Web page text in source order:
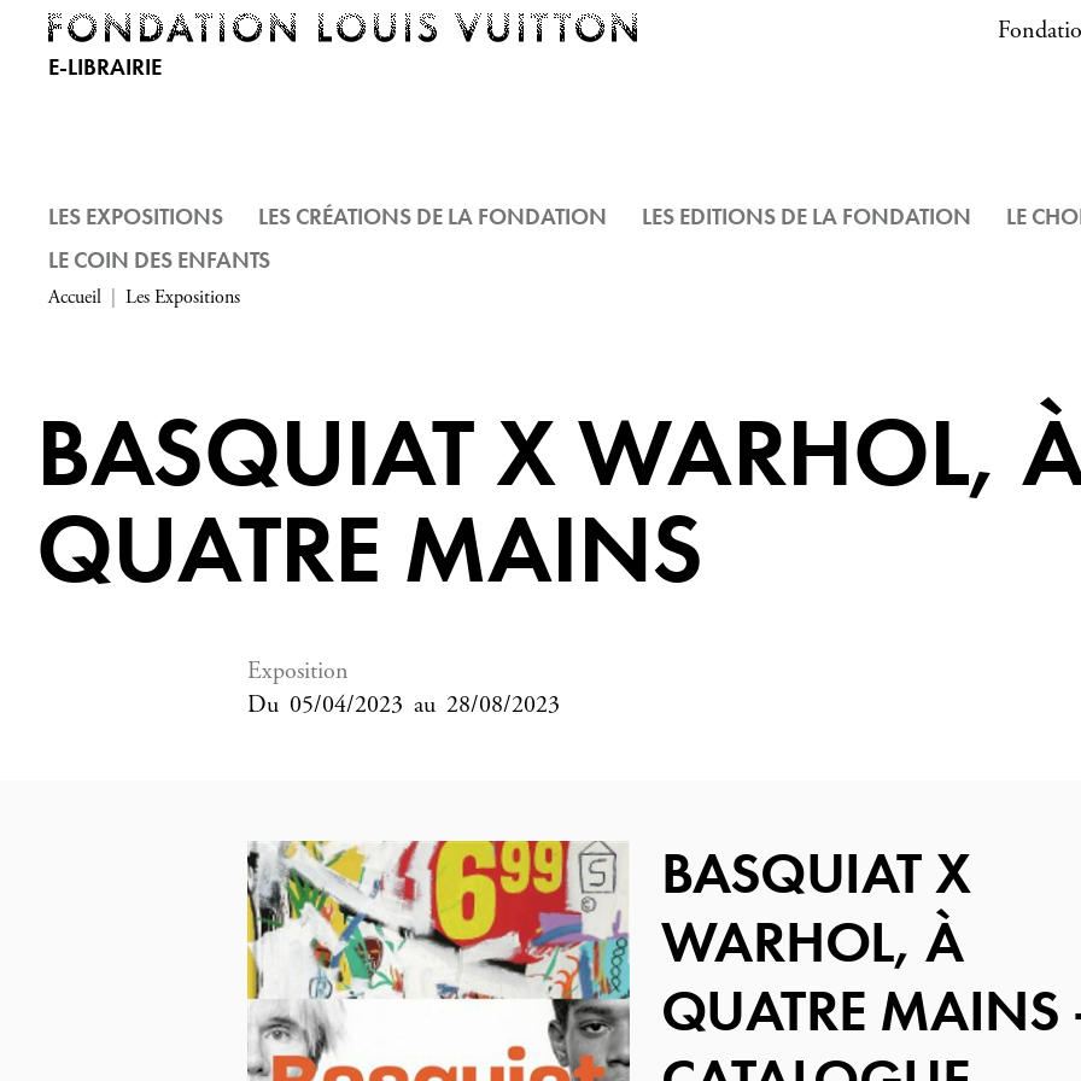
E-LIBRAIRIE
LES EXPOSITIONS LES CRÉATIONS DE LA FONDATION LES EDITIONS DE LA FONDATION
LE
LE COIN DES ENFANTS
Accueil Les Expositions
BASQUIAT X WARHOL,
QUATRE MAINS
Exposition
Du 05/04/2023 au 28/08/2023
BASQUIAT X
WARHOL, À
QUATRE MAINS